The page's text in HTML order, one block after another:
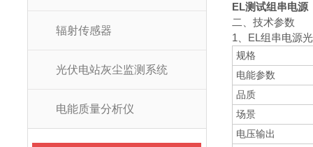
辐射传感器
光伏电站灰尘监测系统
电能质量分析仪
EL测试组串电源
二、技术参数
1、EL组串电源
规格
电能参数
品质
场景
电压输出